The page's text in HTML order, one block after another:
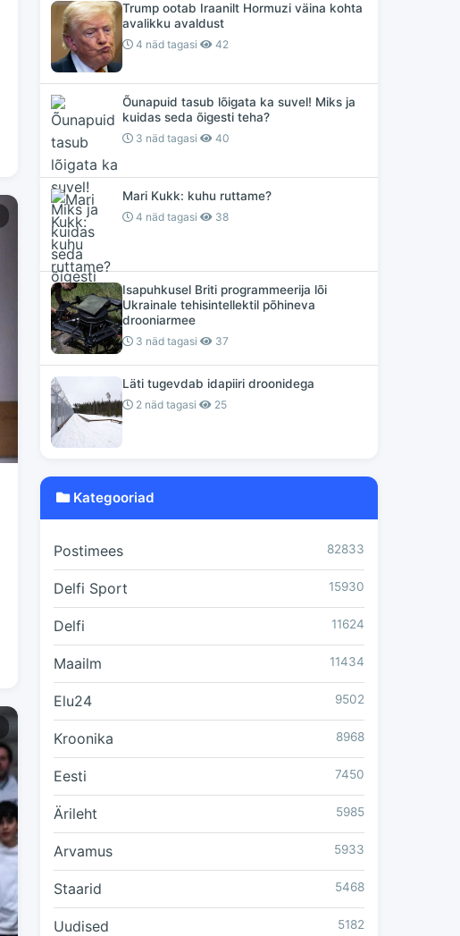
Trump ootab Iraanilt Hormuzi väina kohta
avalikku avaldust
4 näd tagasi 42
Õunapuid tasub lõigata ka suvel! Miks ja
kuidas seda õigesti teha?
3 näd tagasi 40
Mari Kukk: kuhu ruttame?
4 näd tagasi 38
Isapuhkusel Briti programmeerija lõi
Ukrainale tehisintellektil põhineva
drooniarmee
3 näd tagasi 37
Läti tugevdab idapiiri droonidega
2 näd tagasi 25
Kategooriad
Postimees 82833
Delfi Sport 15930
Delfi 11624
Maailm 11434
Elu24 9502
Kroonika 8968
Eesti 7450
Ärileht 5985
Arvamus 5933
Staarid 5468
Uudised 5182